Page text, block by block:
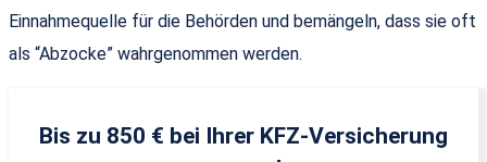
Einnahmequelle für die Behörden und bemängeln, dass sie oft
als “Abzocke” wahrgenommen werden.
Bis zu 850 € bei Ihrer KFZ-Versicherung